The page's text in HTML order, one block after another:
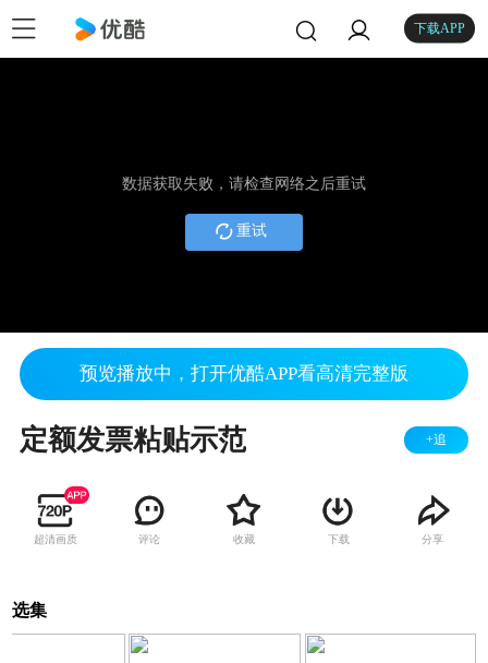
下载APP
数据获取失败，请检查网络之后重试
重试
预览播放中，打开优酷APP看高清完整版
定额发票粘贴示范 +追
超清画质 评论 收藏 下载 分享
选集